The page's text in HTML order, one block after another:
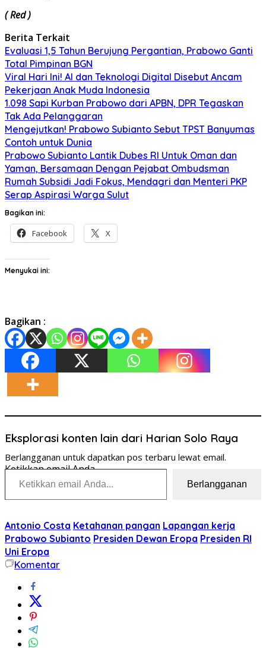
( Red )
Berita Terkait
Evaluasi 1,5 Tahun Berujung Pergantian, Prabowo Ganti
Total Pimpinan BGN
Viral Hari Ini! AI dan Teknologi Digital Disebut Ancam
Pekerjaan Anak Muda Indonesia
1.098 Sapi Kurban Prabowo dari APBN, DPR Tegaskan
Tak Ada Pelanggaran
Mengejutkan! Prabowo Subianto Sebut TPST Banyumas
Contoh untuk Dunia
Prabowo Subianto Lantik Dubes RI Untuk Oman dan
Yaman, Bersamaan Dengan Pejabat Ombudsman
Rumah Subsidi Jadi Fokus, Mendagri dan Menteri PKP
Serap Aspirasi Warga Sulut
Bagikan ini:
Facebook X
Menyukai ini:
Bagikan :
Eksplorasi konten lain dari Harian Solo Raya
Berlangganan untuk dapatkan pos terbaru lewat email.
Ketikkan email Anda...
Berlangganan
Antonio Costa Ketahanan pangan Lapangan kerja
Prabowo Subianto Presiden Dewan Eropa Presiden RI
Uni Eropa
Komentar